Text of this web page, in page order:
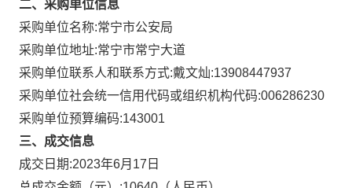
二、采购单位信息
采购单位名称:常宁市公安局
采购单位地址:常宁市常宁大道
采购单位联系人和联系方式:戴文灿:13908447937
采购单位社会统一信用代码或组织机构代码:006286230
采购单位预算编码:143001
三、成交信息
成交日期:2023年6月17日